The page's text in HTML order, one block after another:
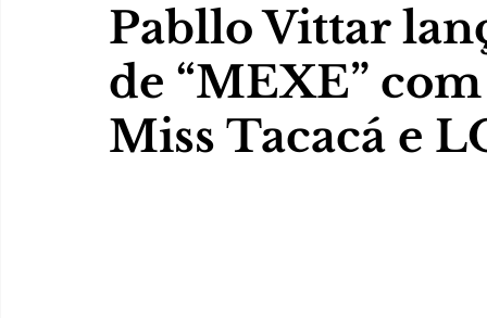
Pabllo Vittar
de “MEXE”
Miss Tacacá e